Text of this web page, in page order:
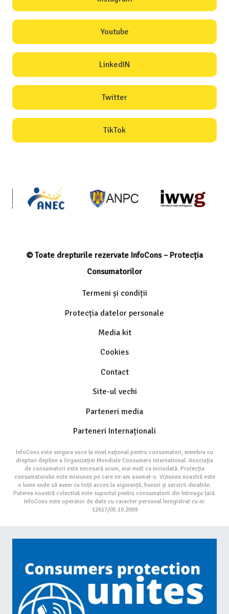
Youtube
LinkedIN
Twitter
TikTok
© Toate drepturile rezervate InfoCons – Protecția
Consumatorilor
Termeni și condiții
Protecția datelor personale
Media kit
Cookies
Contact
Site-ul vechi
Parteneri media
Parteneri Internaționali
InfoCons este singura voce la nivel național pentru consumatori, membru cu
drepturi depline a Organizației Mondiale Consumers International. Asociația
de consumatori este necesară acum, mai mult ca niciodată. Protecția
consumatorului este misiunea pe care ne-am asumat-o. Viziunea noastră este
o lume unde să avem cu toții acces la siguranță, bunuri și servicii durabile.
Puterea noastră colectivă este suportul pentru consumatorii din întreaga țară.
InfoCons este operator de date cu caracter personal înregistrat cu nr.
12617/05.10.2009